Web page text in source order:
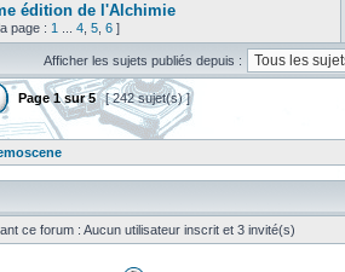
édition de l'Alchimie
page : 1 4 5 6 ]
Afficher les sujets publiés depuis :
Page1sur5 [ 242 sujet(s) ]
ce forum : Aucun utilisateur inscrit et 3 invité(s)